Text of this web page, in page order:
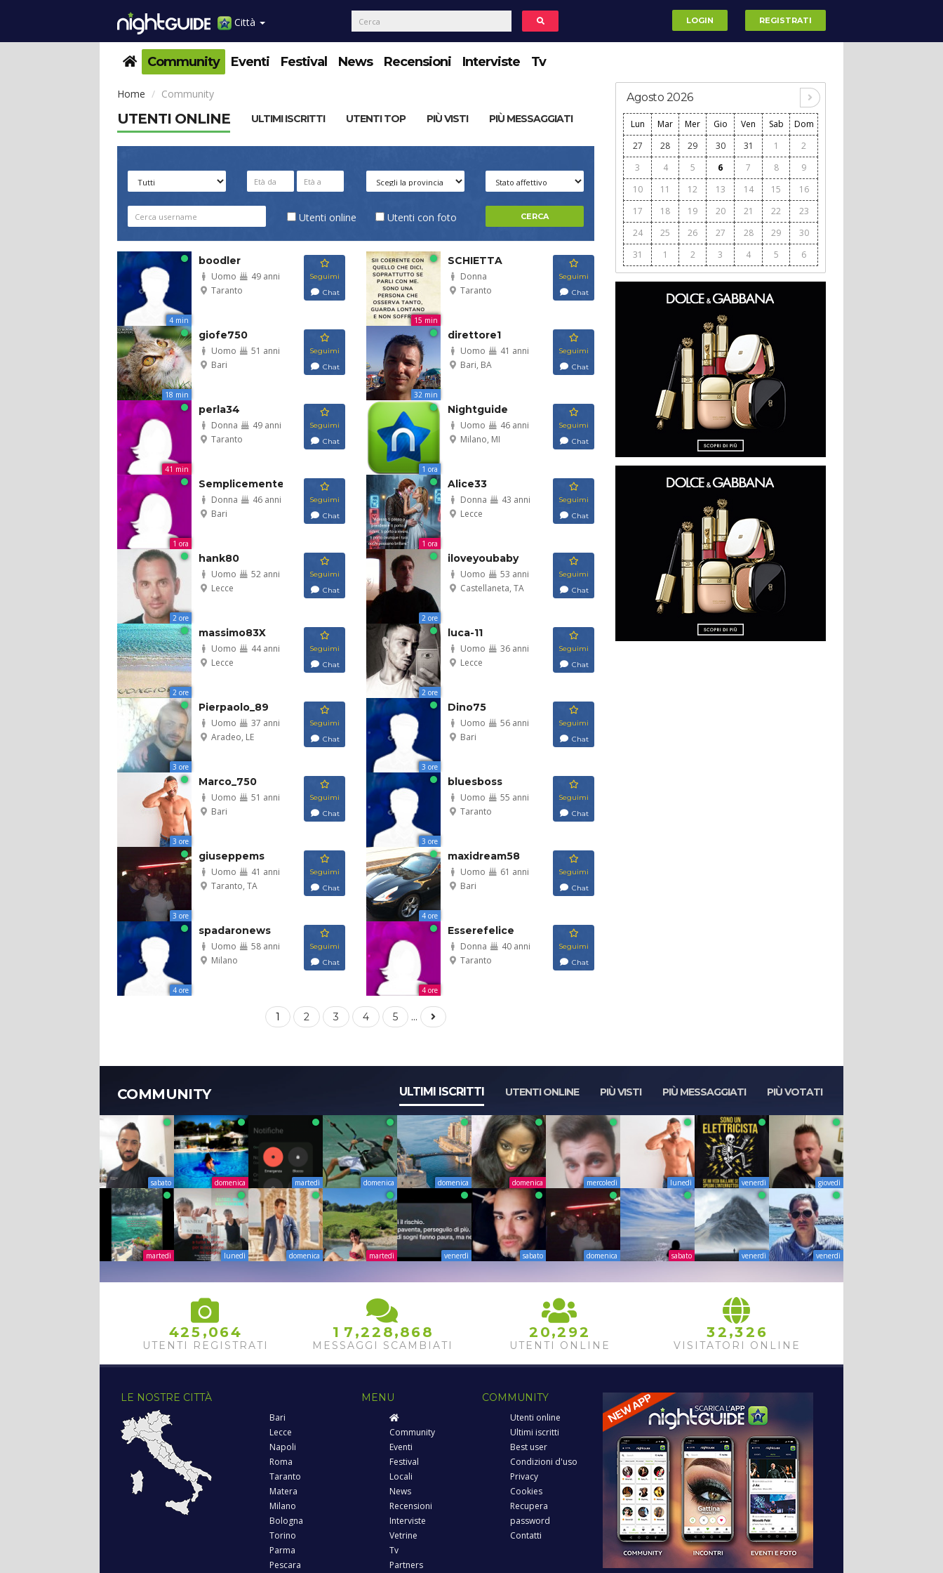
Città LOGIN REGISTRATI
Community Eventi Festival News Recensioni Interviste Tv
Home Community
UTENTI ONLINE ULTIMI ISCRITTI UTENTI TOP PIÙ VISTI PIÙ MESSAGGIATI
Utenti online Utenti con foto
4 min
boodler
Uomo
49 anni
Taranto
Seguimi
Chat
15 min
SCHIETTA
Donna
Taranto
Seguimi
Chat
18 min
giofe750
Uomo
51 anni
Bari
Seguimi
Chat
32 min
direttore1
Uomo
41 anni
Bari, BA
Seguimi
Chat
41 min
perla34
Donna
49 anni
Taranto
Seguimi
Chat
1 ora
Nightguide
Uomo
46 anni
Milano, MI
Seguimi
Chat
1 ora
SemplicementeUn...
Donna
46 anni
Bari
Seguimi
Chat
1 ora
Alice33
Donna
43 anni
Lecce
Seguimi
Chat
2 ore
hank80
Uomo
52 anni
Lecce
Seguimi
Chat
2 ore
iloveyoubaby
Uomo
53 anni
Castellaneta, TA
Seguimi
Chat
2 ore
massimo83X
Uomo
44 anni
Lecce
Seguimi
Chat
2 ore
luca-11
Uomo
36 anni
Lecce
Seguimi
Chat
3 ore
Pierpaolo_89
Uomo
37 anni
Aradeo, LE
Seguimi
Chat
3 ore
Dino75
Uomo
56 anni
Bari
Seguimi
Chat
3 ore
Marco_750
Uomo
51 anni
Bari
Seguimi
Chat
3 ore
bluesboss
Uomo
55 anni
Taranto
Seguimi
Chat
3 ore
giuseppems
Uomo
41 anni
Taranto, TA
Seguimi
Chat
4 ore
maxidream58
Uomo
61 anni
Bari
Seguimi
Chat
4 ore
spadaronews
Uomo
58 anni
Milano
Seguimi
Chat
4 ore
Esserefelice
Donna
40 anni
Taranto
Seguimi
Chat
1 2 3 4 5 ...
Agosto 2026
Lun Mar Mer Gio Ven Sab
Dom
27
28 29 30 31 1
2
3
4 5 6 7 8
9
10
11 12 13 14 15
16
17
18 19 20 21 22
23
24
25 26 27 28 29
30
31
1 2 3 4 5 6
COMMUNITY ULTIMI ISCRITTI UTENTI ONLINE PIÙ VISTI PIÙ MESSAGGIATI PIÙ VOTATI
sabato domenica martedì domenica domenica domenica mercoledì lunedì venerdì giovedì
martedì lunedì domenica martedì venerdì sabato domenica sabato venerdì venerdì
425 ,064
UTENTI REGISTRATI
1 7 ,22 8,86
79
0
MESSAGGI SCAMBIATI
2 0,2 92
UTENTI ONLINE
32 ,32 6
VISITATORI ONLINE
LE NOSTRE CITTÀ
Bari
Lecce
Napoli
Roma
Taranto
Matera
Milano
Bologna
Torino
Parma
Pescara
MENU
Community
Eventi
Festival
Locali
News
Recensioni
Interviste
Vetrine
Tv
Partners
COMMUNITY
Utenti online
Ultimi iscritti
Best user
Condizioni d'uso
Privacy
Cookies
Recupera
password
Contatti